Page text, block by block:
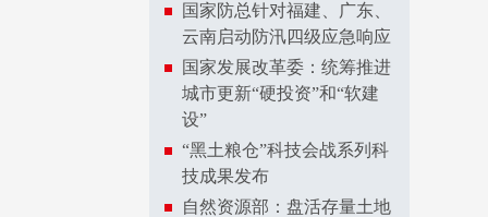
国家防总针对福建、广东、
云南启动防汛四级应急响应
国家发展改革委：统筹推进
城市更新“硬投资”和“软建
设”
“黑土粮仓”科技会战系列科
技成果发布
自然资源部：盘活存量土地